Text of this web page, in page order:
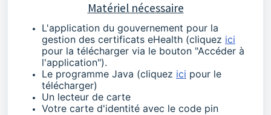
Matériel nécessaire
L'application du gouvernement pour la
gestion des certificats eHealth (cliquez ici
pour la télécharger via le bouton "Accéder à
l'application").
Le programme Java (cliquez ici pour le
télécharger)
Un lecteur de carte
Votre carte d'identité avec le code pin